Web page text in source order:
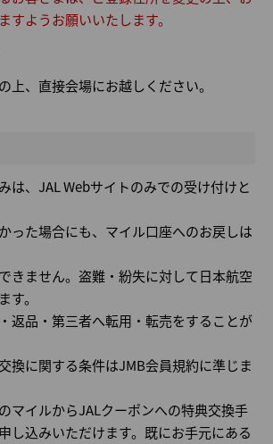
すようお願いいたします。
上、直接会場にお越しください。
は、JAL Webサイトのみでの受け付けと
った場合にも、マイル口座へのお戻しは
きません。盗難・紛失に対して日本航空
す。
返品・第三者へ転用・転売をすることが
換に関する条件はJMB会員規約に準じま
マイルからJALクーポンへの特典交換手
し込みいただけます。既にお手元にある